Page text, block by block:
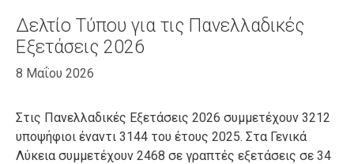
Δελτίο Τύπου για τις Πανελλαδικές
Εξετάσεις 2026
8 Μαΐου 2026
Στις Πανελλαδικές Εξετάσεις 2026 συμμετέχουν 3212
υποψήφιοι έναντι 3144 του έτους 2025. Στα Γενικά
Λύκεια συμμετέχουν 2468 σε γραπτές εξετάσεις σε 34